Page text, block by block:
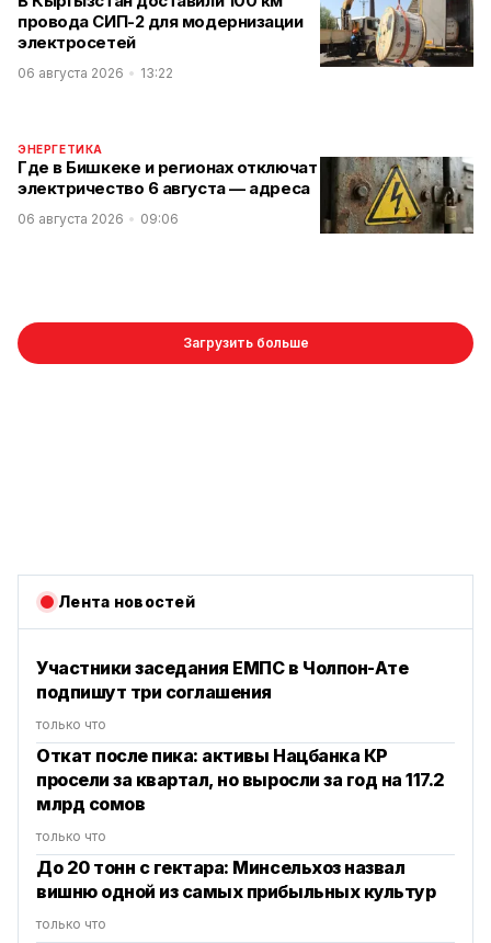
провода СИП-2 для модернизации
электросетей
06 августа 2026 13:22
ЭНЕРГЕТИКА
Где в Бишкеке и регионах отключат
электричество 6 августа — адреса
06 августа 2026 09:06
Загрузить больше
Лента новостей
Участники заседания ЕМПС в Чолпон-Ате
подпишут три соглашения
только что
Откат после пика: активы Нацбанка КР
просели за квартал, но выросли за год на 117.2
млрд сомов
только что
До 20 тонн с гектара: Минсельхоз назвал
вишню одной из самых прибыльных культур
только что